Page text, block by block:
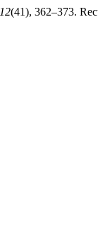
12(41), 362–373.